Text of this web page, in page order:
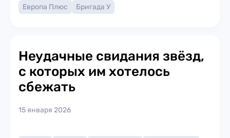
Европа Плюс Бригада У
Неудачные свидания звёзд,
с которых им хотелось
сбежать
15 января 2026